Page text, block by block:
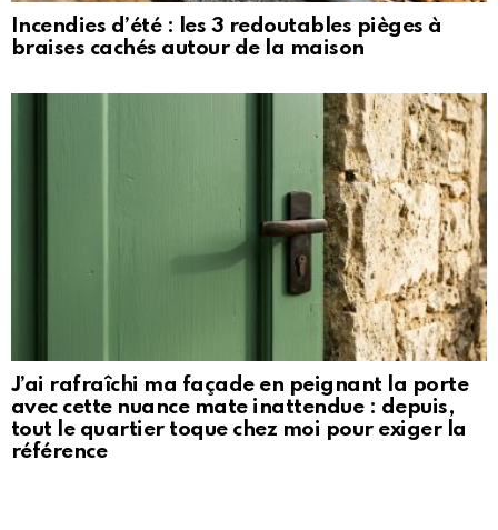
Incendies d’été : les 3 redoutables pièges à
braises cachés autour de la maison
J’ai rafraîchi ma façade en peignant la porte
avec cette nuance mate inattendue : depuis,
tout le quartier toque chez moi pour exiger la
référence